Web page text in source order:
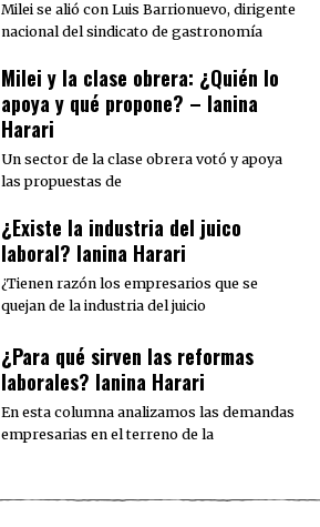
Milei se alió con Luis Barrionuevo, dirigente
nacional del sindicato de gastronomía
Milei y la clase obrera: ¿Quién lo
apoya y qué propone? – Ianina
Harari
Un sector de la clase obrera votó y apoya
las propuestas de
¿Existe la industria del juico
laboral? Ianina Harari
¿Tienen razón los empresarios que se
quejan de la industria del juicio
¿Para qué sirven las reformas
laborales? Ianina Harari
En esta columna analizamos las demandas
empresarias en el terreno de la